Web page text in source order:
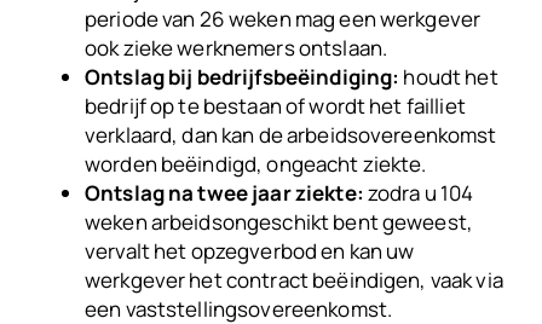
periode van 26 weken mag een werkgever
ook zieke werknemers ontslaan.
Ontslag bij bedrijfsbeëindiging: houdt het
bedrijf op te bestaan of wordt het failliet
verklaard, dan kan de arbeidsovereenkomst
worden beëindigd, ongeacht ziekte.
Ontslag na twee jaar ziekte: zodra u 104
weken arbeidsongeschikt bent geweest,
vervalt het opzegverbod en kan uw
werkgever het contract beëindigen, vaak via
een vaststellingsovereenkomst.